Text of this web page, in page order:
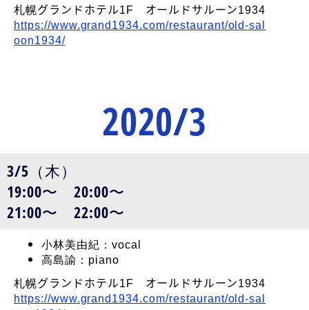
札幌グランドホテル1F オールドサルーン1934
https://www.grand1934.com/restaurant/old-sal
oon1934/
2020/3
3/5（木）
19:00〜 20:00〜
21:00〜 22:00〜
小林美由紀：vocal
高島諭：piano
札幌グランドホテル1F オールドサルーン1934
https://www.grand1934.com/restaurant/old-sal